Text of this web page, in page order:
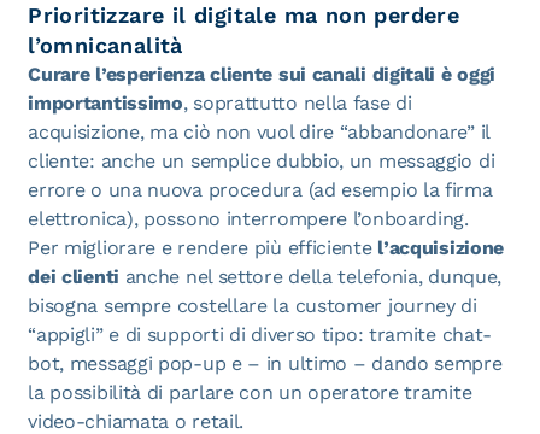
Prioritizzare il digitale ma non perdere
l’omnicanalità
Curare l’esperienza cliente sui canali digitali è oggi
importantissimo, soprattutto nella fase di
acquisizione, ma ciò non vuol dire “abbandonare” il
cliente: anche un semplice dubbio, un messaggio di
errore o una nuova procedura (ad esempio la firma
elettronica), possono interrompere l’onboarding.
Per migliorare e rendere più efficientel’acquisizione
dei clienti anche nel settore della telefonia, dunque,
bisogna sempre costellare la customer journey di
“appigli” e di supporti di diverso tipo: tramite chat-
bot, messaggi pop-up e – in ultimo – dando sempre
la possibilità di parlare con un operatore tramite
video-chiamata o retail.